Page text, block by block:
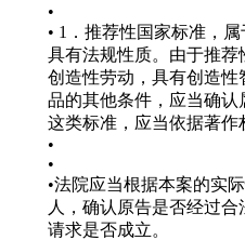
•
• 1．推荐性国家标准，
具有法规性质。由于推
创造性劳动，具有创造
品的其他条件，应当确
这类标准，应当依据著作
•
•
•法院应当根据本案的实
人，确认原告是否经过
请求是否成立。